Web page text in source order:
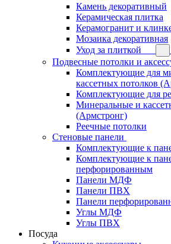
Камень декоративный
Керамическая плитка
Керамогранит и
Мозаика декоративная
Уход за плиткой
Подвесные потолки и
Комплектующие для
кассетных потолков
Комплектующие для
Минеральные и
(Армстронг)
Реечные потолки
Стеновые панели
Комплектующие к
Комплектующие к
перфорированным
Панели МДФ
Панели ПВХ
Панели
Углы МДФ
Углы ПВХ
Посуда